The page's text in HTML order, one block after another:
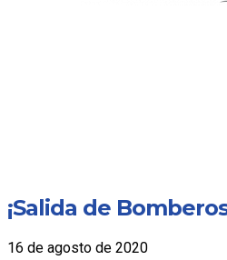
¡Salida de
16 de agosto de 2020